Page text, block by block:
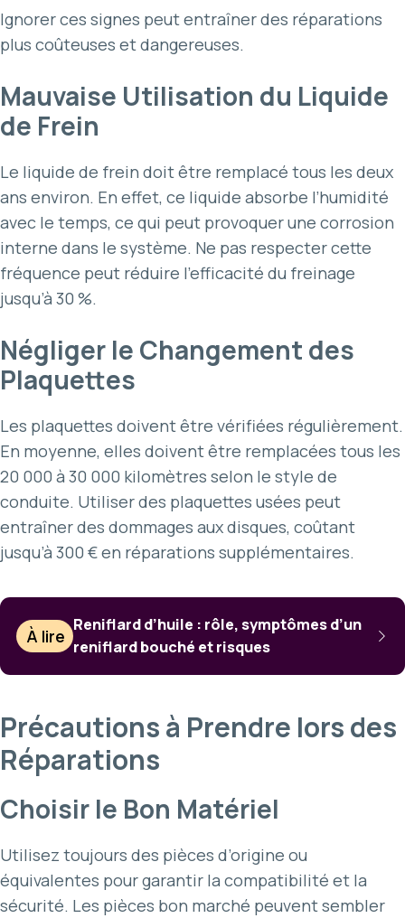
Ignorer ces signes peut entraîner des réparations
plus coûteuses et dangereuses.
Mauvaise Utilisation du Liquide
de Frein
Le liquide de frein doit être remplacé tous les deux
ans environ. En effet, ce liquide absorbe l’humidité
avec le temps, ce qui peut provoquer une corrosion
interne dans le système. Ne pas respecter cette
fréquence peut réduire l’efficacité du freinage
jusqu’à 30 %.
Négliger le Changement des
Plaquettes
Les plaquettes doivent être vérifiées régulièrement.
En moyenne, elles doivent être remplacées tous les
20 000 à 30 000 kilomètres selon le style de
conduite. Utiliser des plaquettes usées peut
entraîner des dommages aux disques, coûtant
jusqu’à 300 € en réparations supplémentaires.
À lire
Reniflard d’huile : rôle, symptômes d’un
reniflard bouché et risques
Précautions à Prendre lors des
Réparations
Choisir le Bon Matériel
Utilisez toujours des pièces d’origine ou
équivalentes pour garantir la compatibilité et la
sécurité. Les pièces bon marché peuvent sembler